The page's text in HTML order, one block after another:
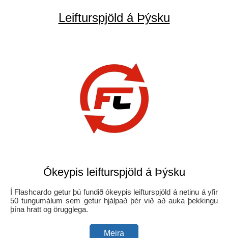
Leifturspjöld á Þýsku
Ókeypis leifturspjöld á Þýsku
Í Flashcardo getur þú fundið ókeypis leifturspjöld á netinu á yfir
50 tungumálum sem getur hjálpað þér við að auka þekkingu
þína hratt og örugglega.
Meira